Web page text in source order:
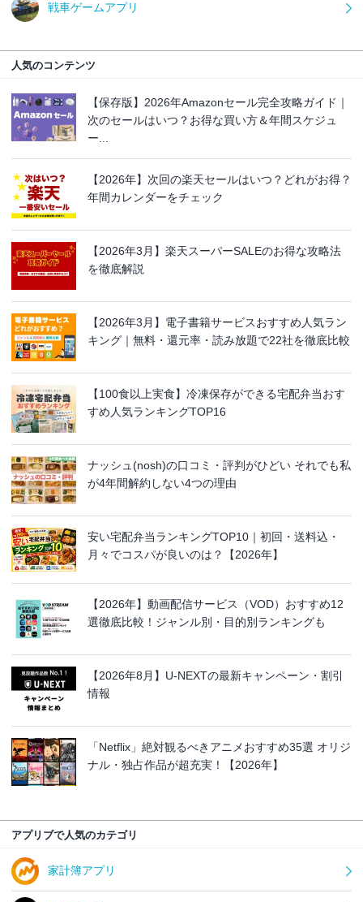
戦車ゲームアプリ
人気のコンテンツ
【保存版】2026年Amazonセール完全攻略ガイド｜
次のセールはいつ？お得な買い方＆年間スケジュ
ー...
【2026年】次回の楽天セールはいつ？どれがお得？
年間カレンダーをチェック
【2026年3月】楽天スーパーSALEのお得な攻略法
を徹底解説
【2026年3月】電子書籍サービスおすすめ人気ラン
キング｜無料・還元率・読み放題で22社を徹底比較
【100食以上実食】冷凍保存ができる宅配弁当おす
すめ人気ランキングTOP16
ナッシュ(nosh)の口コミ・評判がひどい それでも私
が4年間解約しない4つの理由
安い宅配弁当ランキングTOP10｜初回・送料込・
月々でコスパが良いのは？【2026年】
【2026年】動画配信サービス（VOD）おすすめ12
選徹底比較！ジャンル別・目的別ランキングも
【2026年8月】U-NEXTの最新キャンペーン・割引
情報
「Netflix」絶対観るべきアニメおすすめ35選 オリジ
ナル・独占作品が超充実！【2026年】
アプリブで人気のカテゴリ
家計簿アプリ